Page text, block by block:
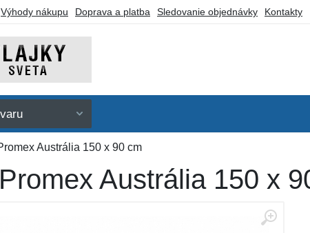
Výhody nákupu Doprava a platba Sledovanie objednávky Kontakty
Austrália 150 x 90 cm
Austrália 150 x